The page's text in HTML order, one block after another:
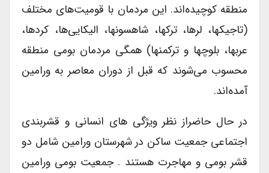
منطقه کوچیده‌اند. این مردمان با قومیت‌های مختلف
(تاجیکها، لرها، ترکها، شاهسونها، الیکایی‌ها، کردها،
عربها، بلوچها و ترکمنها) همگی مردمان بومی منطقه
محسوب می‌شوند که قبل از دوران معاصر به ورامین
آمده‌اند.
در حال حاضراز نظر ویژگی های انسانی و قشربندی
اجتماعی جمعیت ساکن در شهرستان ورامین شامل دو
قشر بومی و مهاجرت هستند . جمعیت بومی ورامین